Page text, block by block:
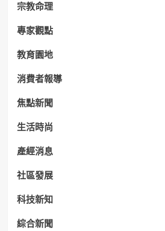
宗教命理
專家觀點
教育園地
消費者報導
焦點新聞
生活時尚
產經消息
社區發展
科技新知
綜合新聞